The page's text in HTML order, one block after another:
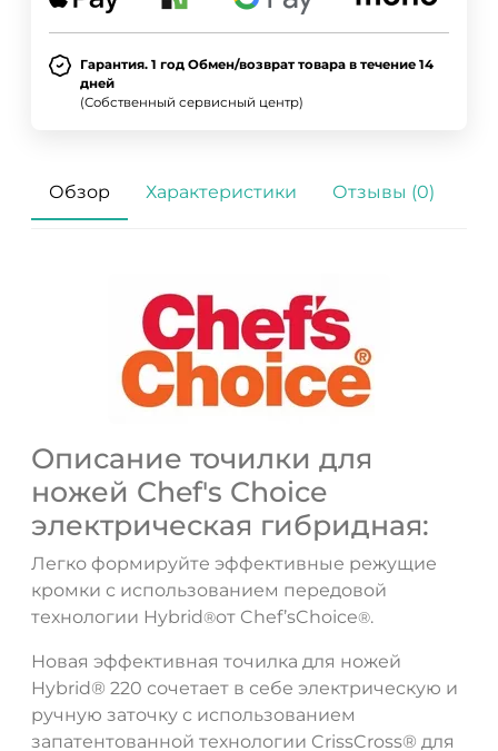
Гарантия. 1 год Обмен/возврат товара в течение 14
дней
(Собственный сервисный центр)
Обзор Характеристики Отзывы (0)
Описание точилки для
ножей Chef's Choice
электрическая гибридная:
Легко формируйте эффективные режущие
кромки с использованием передовой
технологии Hybrid®от Chef’sChoice®.
Новая эффективная точилка для ножей
Hybrid® 220 сочетает в себе электрическую и
ручную заточку с использованием
запатентованной технологии CrissCross® для